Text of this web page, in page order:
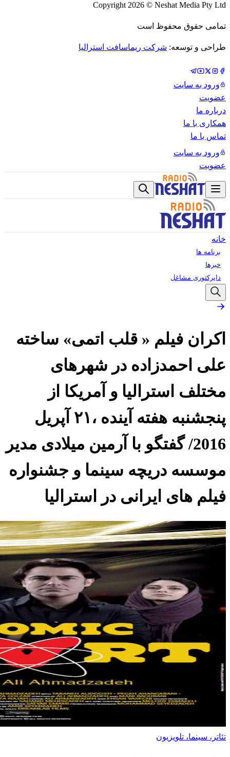
Copyright 2026 © Neshat Media Pty Ltd
تمامی حقوق محفوظ است
طراحی و توسعه: شرکت ریماسافت استرالیا
ورود به سایت
عضویت
درباره ما
همکاری با ما
تماس با ما
ورود به سایت
عضویت
خانه
برنامه ها
خبرها
دایرکتوری مشاغل
اکران فیلم « قلب اتمی» ساخته
علی احمدزاده در شهرهای
مختلف استرالیا و آمریکا از
پنجشنبه هفته آینده ،۲۱ آپریل
2016/ گفتگو با آرمین میلادی مدیر
موسسه دریچه سینما و جشنواره
فیلم های ایرانی در استرالیا
تئاتر، سینما، تلویزیون